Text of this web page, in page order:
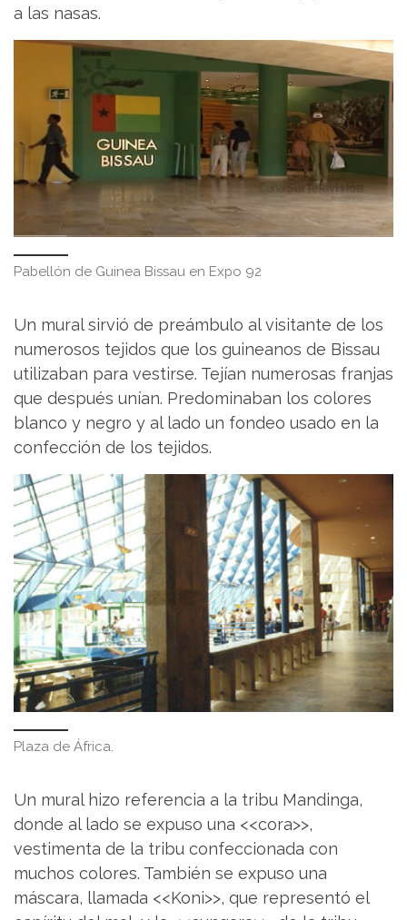
a las nasas.
Pabellón de Guinea Bissau en Expo 92
Un mural sirvió de preámbulo al visitante de los
numerosos tejidos que los guineanos de Bissau
utilizaban para vestirse. Tejían numerosas franjas
que después unían. Predominaban los colores
blanco y negro y al lado un fondeo usado en la
confección de los tejidos.
Plaza de África.
Un mural hizo referencia a la tribu Mandinga,
donde al lado se expuso una <<cora>>,
vestimenta de la tribu confeccionada con
muchos colores. También se expuso una
máscara, llamada <<Koni>>, que representó el